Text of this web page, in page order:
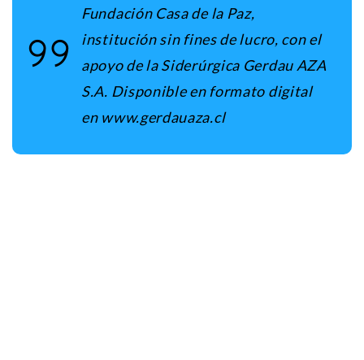
Fundación Casa de la Paz,
institución sin fines de lucro, con el
apoyo de la Siderúrgica Gerdau AZA
S.A. Disponible en formato digital
en www.gerdauaza.cl